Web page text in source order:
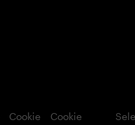
Cookie Cookie